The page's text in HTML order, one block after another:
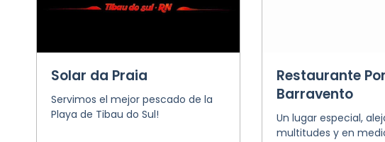
Solar da Praia
Servimos el mejor pescado de la
Playa de Tibau do Sul!
Restaurante
Barravento
Un lugar especial,
multitudes y en